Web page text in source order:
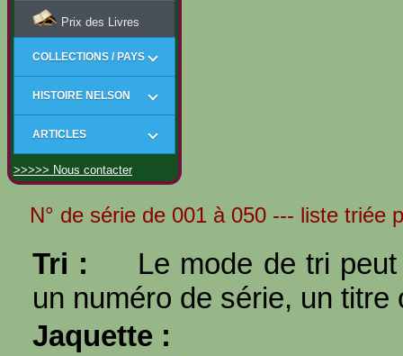
Prix des Livres
COLLECTIONS / PAYS
HISTOIRE NELSON
ARTICLES
>>>>> Nous contacter
N° de série de 001 à 050 --- liste triée
Tri :
Le mode de tri
un numéro de série, un titre
Jaquette :